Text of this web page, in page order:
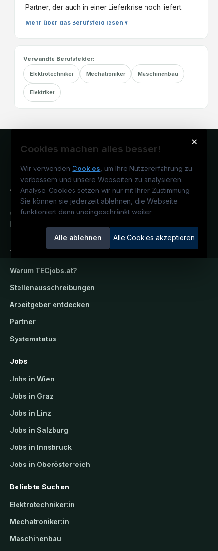
Partner, der auch in einer Lieferkrise noch liefert.
Mehr über das Berufsfeld lesen ▾
Verwandte Berufsfelder:
Elektrotechniker Mechatroniker Maschinenbau
Elektriker
×
Cookies machen alles besser!
Wir verwenden Cookies , um Ihre Nutzererfahrung zu
verbessern und unsere Webseiten zu analysieren.
Analyse-Cookies setzen wir nur mit Ihrer Zustimmung–
Sie können sie jederzeit ablehnen, die Webseite
funktioniert dann uneingeschränkt weiter
Alle ablehnen Alle Cookies akzeptieren
Österreichs technisches Karriereportal.
Ein Service der candidatis GmbH.
TECjobs.at
Warum TECjobs.at?
Stellenausschreibungen
Arbeitgeber entdecken
Partner
Systemstatus
Jobs
Jobs in Wien
Jobs in Graz
Jobs in Linz
Jobs in Salzburg
Jobs in Innsbruck
Jobs in Oberösterreich
Beliebte Suchen
Elektrotechniker:in
Mechatroniker:in
Maschinenbau